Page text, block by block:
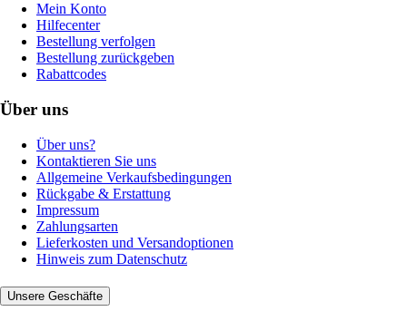
Mein Konto
Hilfecenter
Bestellung verfolgen
Bestellung zurückgeben
Rabattcodes
Über uns
Über uns?
Kontaktieren Sie uns
Allgemeine Verkaufsbedingungen
Rückgabe & Erstattung
Impressum
Zahlungsarten
Lieferkosten und Versandoptionen
Hinweis zum Datenschutz
Unsere Geschäfte